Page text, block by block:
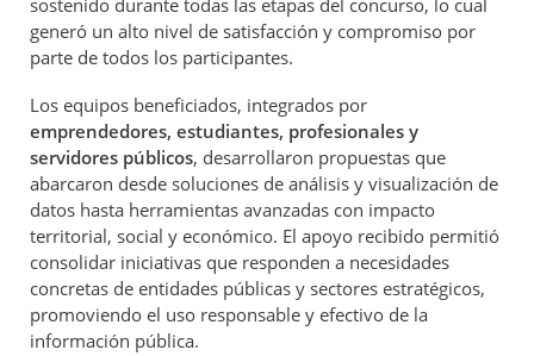
generó un alto nivel de satisfacción y compromiso por
parte de todos los participantes.
Los equipos beneficiados, integrados por
emprendedores, estudiantes, profesionales y
servidores públicos, desarrollaron propuestas que
abarcaron desde soluciones de análisis y visualización de
datos hasta herramientas avanzadas con impacto
territorial, social y económico. El apoyo recibido permitió
consolidar iniciativas que responden a necesidades
concretas de entidades públicas y sectores estratégicos,
promoviendo el uso responsable y efectivo de la
información pública.